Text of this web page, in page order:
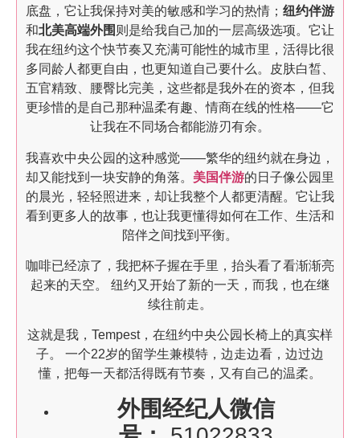
底盘，它让我保持对美的敏感和学习的热情； 纽约伴游
和北美高端外围 则是给我自己加的一层高级选项。它让
我在纽约这个快节奏又充满可能性的城市里，活得比很
多同龄人都更自由，也更知道自己要什么。皮肤白皙、
五官精致、腰臀比完美，这些都是我外在的资本，但我
更珍惜的是自己那种温柔有趣、情商在线的性格——它
让我在不同场合都能游刃有余。
我喜欢中央公园的这种感觉——繁华的纽约就在身边，
却又能找到一块安静的角落。 美国伴游的日子像公园里
的晨光，轻轻照进来，却让我整个人都更清醒。它让我
看到更多人的故事，也让我更懂得如何在工作、生活和
陪伴之间找到平衡。
咖啡已经凉了，我把杯子握在手里，抬头看了看渐渐亮
起来的天空。 纽约又开始了新的一天，而我，也在继
续往前走。
这就是我，Tempest，在纽约中央公园长椅上的真实样
子。 一个22岁的留学生兼模特，边走边看，边过边
懂，把每一天都活得既有节奏，又有自己的温柔。
外围经纪人微信